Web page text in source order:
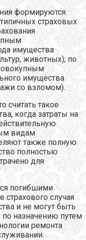
формируются
страховых
имущества
животных); по
имущества
со взломом).
считать такое
когда затраты на
видам
также полную
полностью
для
погибшими
страхового случая
и не могут быть
назначению путем
ремонта